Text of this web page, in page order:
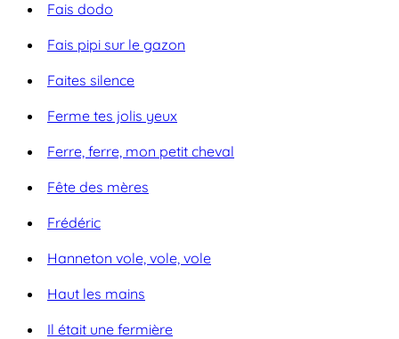
Fais dodo
Fais pipi sur le gazon
Faites silence
Ferme tes jolis yeux
Ferre, ferre, mon petit cheval
Fête des mères
Frédéric
Hanneton vole, vole, vole
Haut les mains
Il était une fermière